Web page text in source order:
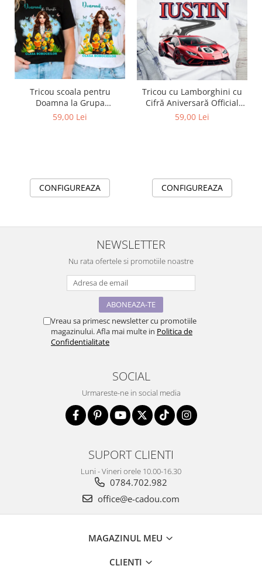
Tricou scoala pentru
Doamna la Grupa
boboceilor– cadou
59,00 Lei
CONFIGUREAZA
Tricou cu Lamborghini cu
Cifră Aniversară Official
Lamborghini Fan| Cadou
59,00 Lei
CONFIGUREAZA
NEWSLETTER
Nu rata ofertele si promotiile noastre
Vreau sa primesc newsletter cu promotiile
magazinului. Afla mai multe in Politica de
Confidentialitate
SOCIAL
Urmareste-ne in social media
SUPORT CLIENTI
Luni - Vineri orele 10.00-16.30
0784.702.982
office@e-cadou.com
MAGAZINUL MEU
CLIENTI